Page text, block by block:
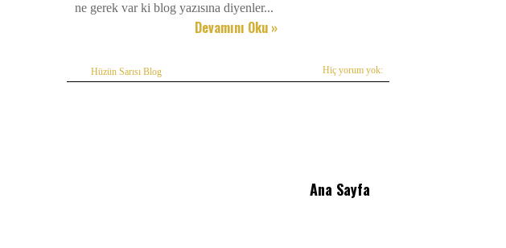
ne gerek var ki blog yazısına diyenler...
Devamını Oku »
Hüzün Sarısı Blog Hiç yorum yok:
Ana Sayfa